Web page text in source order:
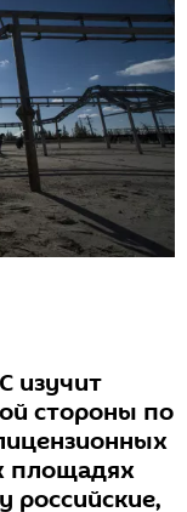
изучит
стороны по
площадях
российские,